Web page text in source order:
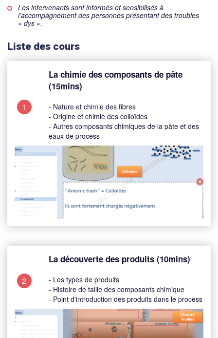
Les intervenants sont informés et sensibilisés à
l’accompagnement des personnes présentant des troubles
« dys ».
Liste des cours
1
La chimie des composants de pâte
(15mins)
- Nature et chimie des fibres
- Origine et chimie des colloïdes
- Autres composants chimiques de la pâte et des
eaux de process
2
La découverte des produits (10mins)
- Les types de produits
- Histoire de taille des composants chimique
- Point d'introduction des produits dans le process